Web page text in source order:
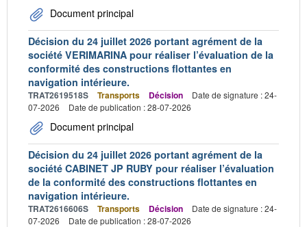
Document principal
Décision du 24 juillet 2026 portant agrément de la
société VERIMARINA pour réaliser l’évaluation de la
conformité des constructions flottantes en
navigation intérieure.
TRAT2619518S Transports Décision
Date de signature : 24-
07-2026
Date de publication : 28-07-2026
Document principal
Décision du 24 juillet 2026 portant agrément de la
société CABINET JP RUBY pour réaliser l’évaluation
de la conformité des constructions flottantes en
navigation intérieure.
TRAT2616606S Transports Décision
Date de signature : 24-
07-2026
Date de publication : 28-07-2026